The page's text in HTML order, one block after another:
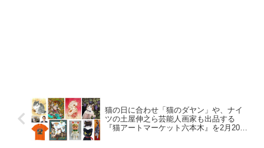
猫の日に合わせ「猫のダヤン」や、ナイ
ツの土屋伸之ら芸能人画家も出品する
『猫アートマーケット六本木』を2月20日